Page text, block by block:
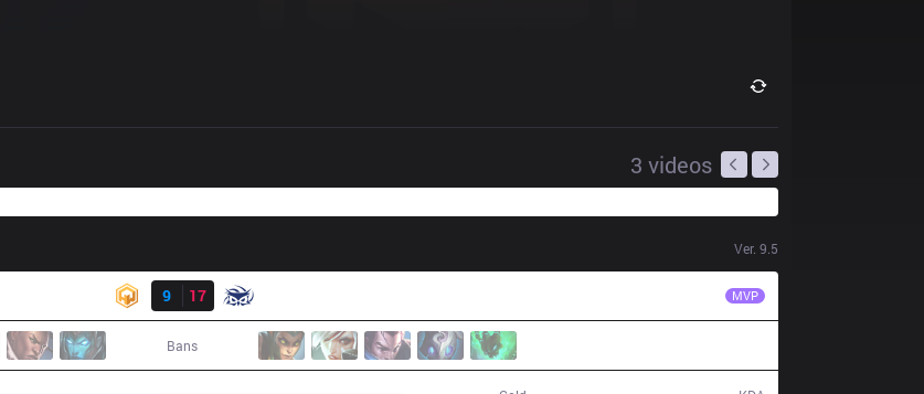
3 videos
Ver. 9.5
9
17 MVP
Bans